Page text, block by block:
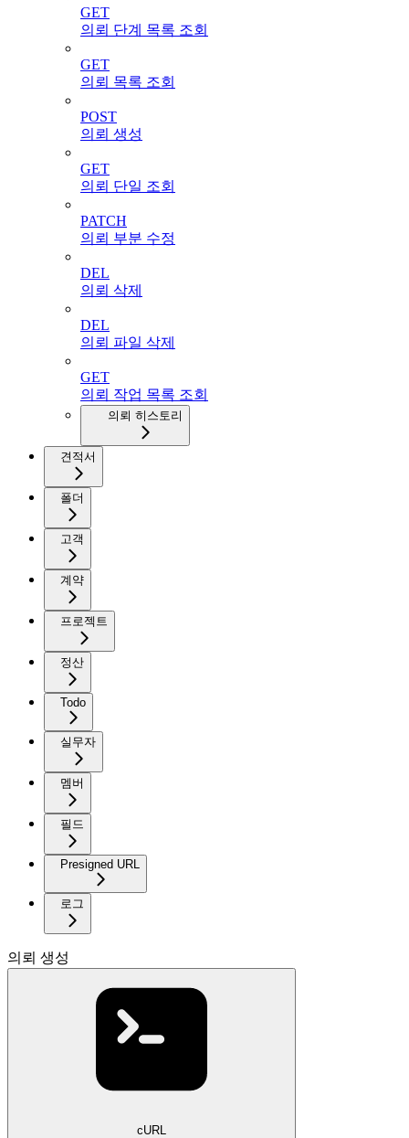
GET
의뢰 단계 목록 조회
GET
의뢰 목록 조회
POST
의뢰 생성
GET
의뢰 단일 조회
PATCH
의뢰 부분 수정
DEL
의뢰 삭제
DEL
의뢰 파일 삭제
GET
의뢰 작업 목록 조회
의뢰 히스토리
견적서
폴더
고객
계약
프로젝트
정산
Todo
실무자
멤버
필드
Presigned URL
로그
의뢰 생성
cURL